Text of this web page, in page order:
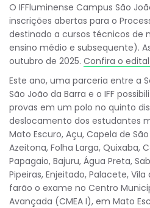
O IFFluminense Campus São
inscrições abertas para o
destinado a cursos técnicos de
ensino médio e subsequente).
outubro de 2025. Confira o
Este ano, uma parceria entre a
São João da Barra e o IFF
provas em um polo no quinto
deslocamento dos estudantes
Mato Escuro, Açu, Capela de
Azeitona, Folha Larga, Quixaba,
Papagaio, Bajuru, Água Preta,
Pipeiras, Enjeitado, Palacete,
farão o exame no Centro
Avançada (CMEA I), em Mato